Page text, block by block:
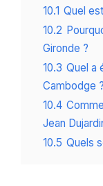
10.1 Quel
10.2
Gironde ?
10.3 Quel a
Cambodge ?
10.4
Jean
10.5 Quels